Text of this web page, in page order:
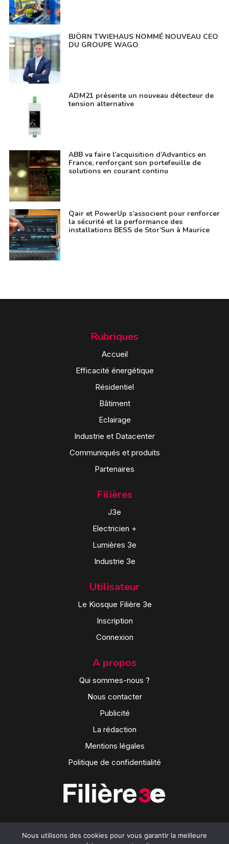
BJÖRN TWIEHAUS NOMMÉ NOUVEAU CEO
DU GROUPE WAGO
ADM21 présente un nouveau détecteur de
tension alternative
ABB va faire l’acquisition d’Advantics en
France, renforçant son portefeuille de
solutions en courant continu
Qair et PowerUp s’associent pour renforcer
la sécurité et la performance des
installations BESS de Stor’Sun à Maurice
Rubriques
Accueil
Efficacité énergétique
Résidentiel
Bâtiment
Eclairage
Industrie et Datacenter
Communiqués et produits
Partenaires
Filières
J3e
Electricien +
Lumières 3e
Industrie 3e
Utilisateur
Le Kiosque Filière 3e
Inscription
Connexion
A propos
Qui sommes-nous ?
Nous contacter
Publicité
La rédaction
Mentions légales
Politique de confidentialité
Nous utilisons des cookies pour vous garantir la meilleure